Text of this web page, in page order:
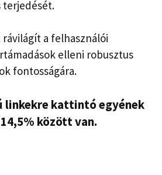
terjedését.
rávilágít a felhasználói
elleni robusztus
fontosságára.
linkekre kattintó egyének
között van.